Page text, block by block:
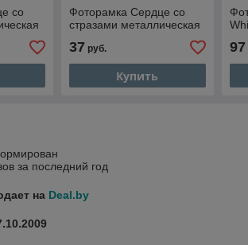
со
Фоторамка Сердце со
стразами металлическая
37 руб.
Купить
97
за последний год
на Deal.by